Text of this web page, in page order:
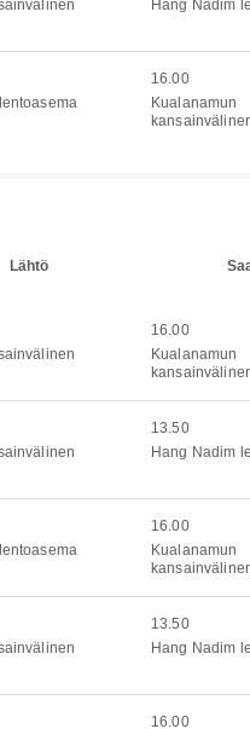
Hang Nadim
16.00
Kualanamun
Lähtö
16.00
Kualanamun
13.50
Hang Nadim
16.00
Kualanamun
13.50
Hang Nadim
16.00